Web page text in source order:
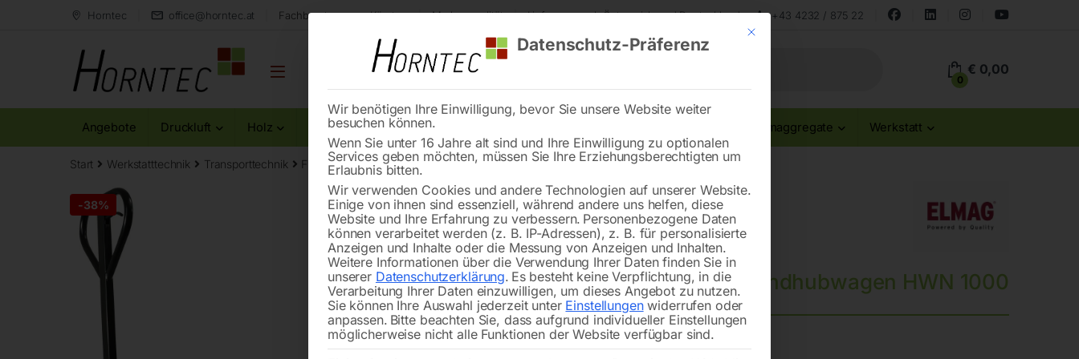
Horntec office@horntec.at Fachberatung aus Kärnten Markenqualität Lieferung nach Österreich und Deutschland +43 4232 / 875 22
0
€ 0,00
Angebote Druckluft Holz Metall Reinigung Stromaggregate Werkstatt
Start Werkstatttechnik Transporttechnik Flach-Handhubwagen HWN 1000
-38% 🔍
Flach-Handhubwagen HWN 1000
Tragkraft 1000 kg mit Einfahrhöhe 35 mm
Mit diesem Button wird der Dialog geschlossen. Seine Funktionalität ist
Datenschutz-Präferenz
Wir benötigen Ihre Einwilligung, bevor Sie unsere Website weiter
besuchen können.
Wenn Sie unter 16 Jahre alt sind und Ihre Einwilligung zu optionalen
Services geben möchten, müssen Sie Ihre Erziehungsberechtigten um
Erlaubnis bitten.
Wir verwenden Cookies und andere Technologien auf unserer Website.
Einige von ihnen sind essenziell, während andere uns helfen, diese
Website und Ihre Erfahrung zu verbessern. Personenbezogene Daten
können verarbeitet werden (z. B. IP-Adressen), z. B. für personalisierte
Anzeigen und Inhalte oder die Messung von Anzeigen und Inhalten.
Weitere Informationen über die Verwendung Ihrer Daten finden Sie in
unserer Datenschutzerklärung. Es besteht keine Verpflichtung, in die
Verarbeitung Ihrer Daten einzuwilligen, um dieses Angebot zu nutzen.
Sie können Ihre Auswahl jederzeit unter Einstellungenwiderrufen oder
anpassen. Bitte beachten Sie, dass aufgrund individueller Einstellungen
möglicherweise nicht alle Funktionen der Website verfügbar sind.